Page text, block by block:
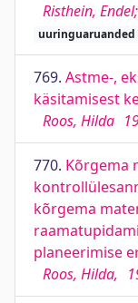
Risthein,
uuringuaruanded
769. Astme-,
käsitamisest
Roos, Hilda
770. Kõrgema
kõrgema
planeerimise
Roos, Hilda,